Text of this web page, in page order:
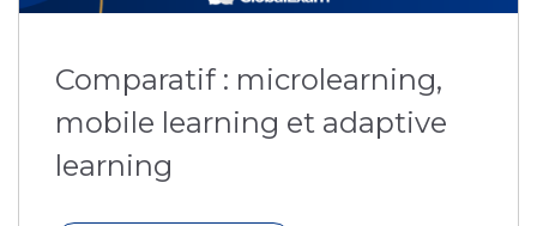
Comparatif : microlearning,
mobile learning et adaptive
learning